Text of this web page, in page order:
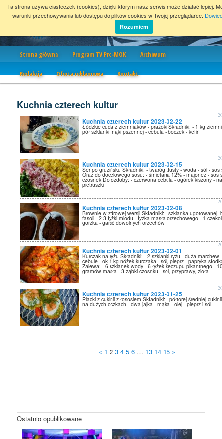
Strona główna Program TV Pro-MOK Archiwum
Redakcja Oferta reklamowa Kontakt
Kuchnia czterech kultur
Kuchnia czterech kultur 2023-02-22
Łódzkie cuda z ziemniaków - prażoki Składniki: - 1 kg
pół szklanki mąki pszennej - cebula - boczek - kefir
Kuchnia czterech kultur 2023-02-15
Ser po gruzińsku Składniki: - twaróg tłusty - woda - sól - sos
Oraz do docelowego sosu: - śmietana 12% - majonez - sos
czosnek Do ozdoby: - czerwona cebula - ogórek kiszony -
pietruszki
Kuchnia czterech kultur 2023-02-08
Brownie w zdrowej wersji Składniki: - szklanka ugotowanej,
fasoli - 2-3 łyżki miodu - łyżka masła orzechowego - 1
gorzka - garść dowolnych orzechów
Kuchnia czterech kultur 2023-02-01
Kurczak na ryżu Składniki: - 2 szklanki ryżu - duża marchew
cebule - ok 1 kg nóżek kurczaka - sól, pieprz - papryka
Zalewa: - 6 szklanek wody - 6 łyżek keczupu pikantnego -
gramów masła - 3 ząbki czosnku - sól, przyprawy, zioła
Kuchnia czterech kultur 2023-01-25
Placki z cukinii z łososiem Składniki: - półtorej średniej
na dużych oczkach - dwa jajka - mąka - olej - pieprz i sól
« 1 2 3 4 5 6 … 13 14 15 »
Ostatnio opublikowane
Ta strona używa ciasteczek (cookies), dzięki którym nasz serwis może działać lepiej.
warunki przechowywania lub dostępu do plików cookies w Twojej przeglądarce.
Rozumiem